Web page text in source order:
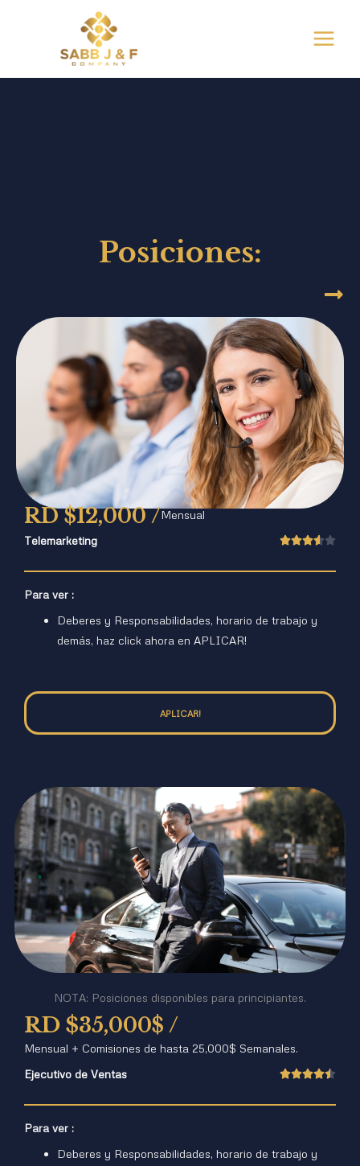
Posiciones:
RD $12,000 /Mensual
Telemarketing

Para ver :
Deberes y Responsabilidades, horario de trabajo y
demás, haz click ahora en APLICAR!
APLICAR!
NOTA: Posiciones disponibles para principiantes.
RD $35,000$ /
Mensual + Comisiones de hasta 25,000$ Semanales.
Ejecutivo de Ventas

Para ver :
Deberes y Responsabilidades, horario de trabajo y